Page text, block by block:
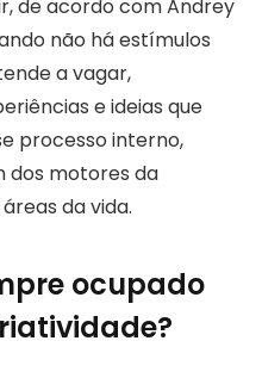
de acordo com Andrey
não há estímulos
a vagar,
e ideias que
processo interno,
dos motores da
da vida.
ocupado